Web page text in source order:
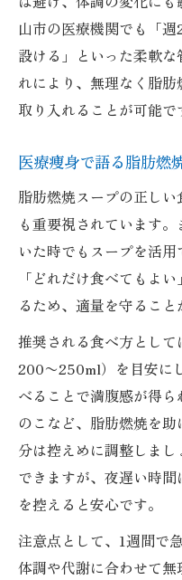
山市の医療機関でも「
設ける」といった柔軟
れにより、無理なく脂
取り入れることが可能で
医療痩身で語る脂肪燃
脂肪燃焼スープの正し
も重要視されています
いた時でもスープを活
「どれだけ食べてもよ
るため、適量を守ること
推奨される食べ方とし
200〜250ml）を目安に
べることで満腹感が得
のこなど、脂肪燃焼を
分は控えめに調整しま
できますが、夜遅い時
を控えると安心です。
注意点として、1週間で
体調や代謝に合わせて